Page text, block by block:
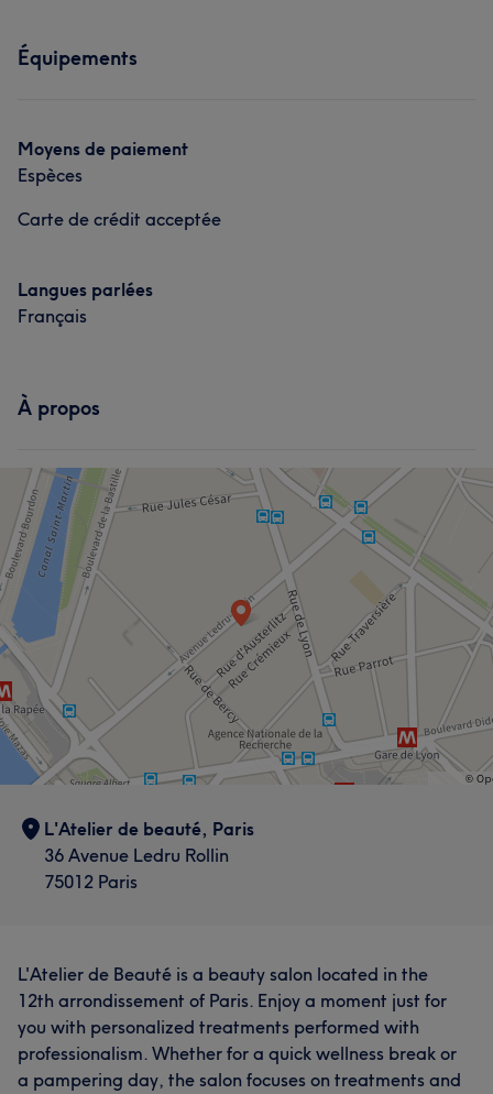
Équipements
Moyens de paiement
Espèces
Carte de crédit acceptée
Langues parlées
Français
À propos
L'Atelier de beauté, Paris
36 Avenue Ledru Rollin
75012 Paris
L'Atelier de Beauté is a beauty salon located in the
12th arrondissement of Paris. Enjoy a moment just for
you with personalized treatments performed with
professionalism. Whether for a quick wellness break or
a pampering day, the salon focuses on treatments and